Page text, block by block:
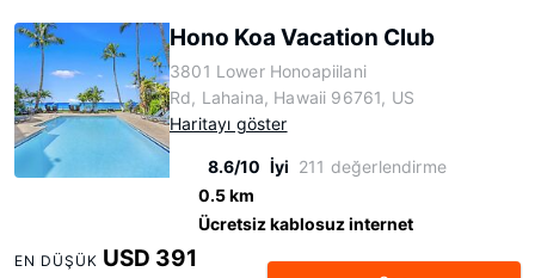
Hono Koa Vacation Club
3801 Lower Honoapiilani
Rd, Lahaina, Hawaii 96761, US
Haritayı göster
8.6/10 İyi 211 değerlendirme
0.5 km
Ücretsiz kablosuz internet
EN DÜŞÜK USD 391